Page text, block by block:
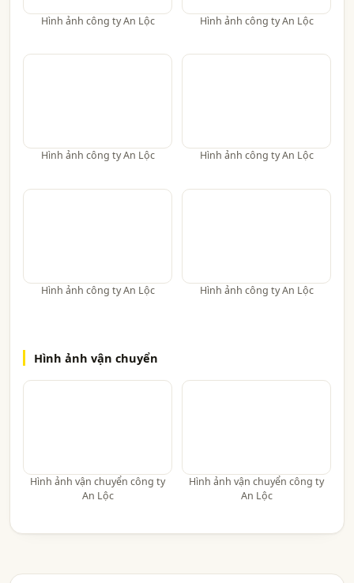
Hình ảnh công ty An Lộc Hình ảnh công ty An Lộc
Hình ảnh công ty An Lộc Hình ảnh công ty An Lộc
Hình ảnh công ty An Lộc Hình ảnh công ty An Lộc
Hình ảnh vận chuyển
Hình ảnh vận chuyển công ty
An Lộc
Hình ảnh vận chuyển công ty
An Lộc